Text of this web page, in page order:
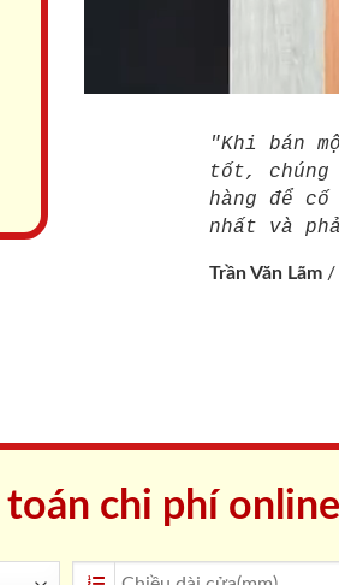
"Khi bán
tốt,
hàng để
nhất và
Trần Văn Lãm /
toán chi phí online